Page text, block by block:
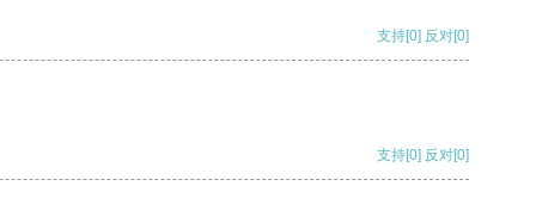
支持[0] 反对[0]
支持[0] 反对[0]